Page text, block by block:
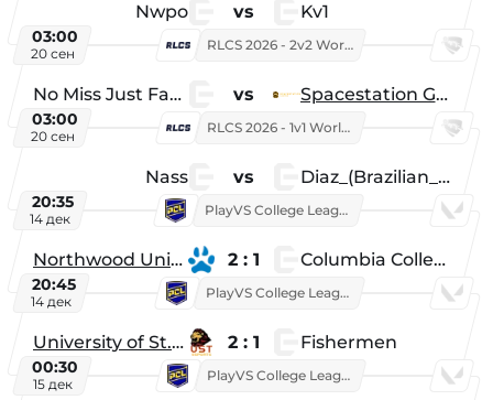
Nwpo vs Kv1
03:00
20 сен
RLCS 2026 - 2v2 World Championship
No Miss Just Fake vs Spacestation Gaming
03:00
20 сен
RLCS 2026 - 1v1 World Championship
Nass vs Diaz_(Brazilian_Player)
20:35
14 дек
PlayVS College League 2025: Fall
Northwood University 2 : 1 Columbia College
20:45
14 дек
PlayVS College League 2025: Fall
University of St. Thomas 2 : 1 Fishermen
00:30
15 дек
PlayVS College League 2025: Fall